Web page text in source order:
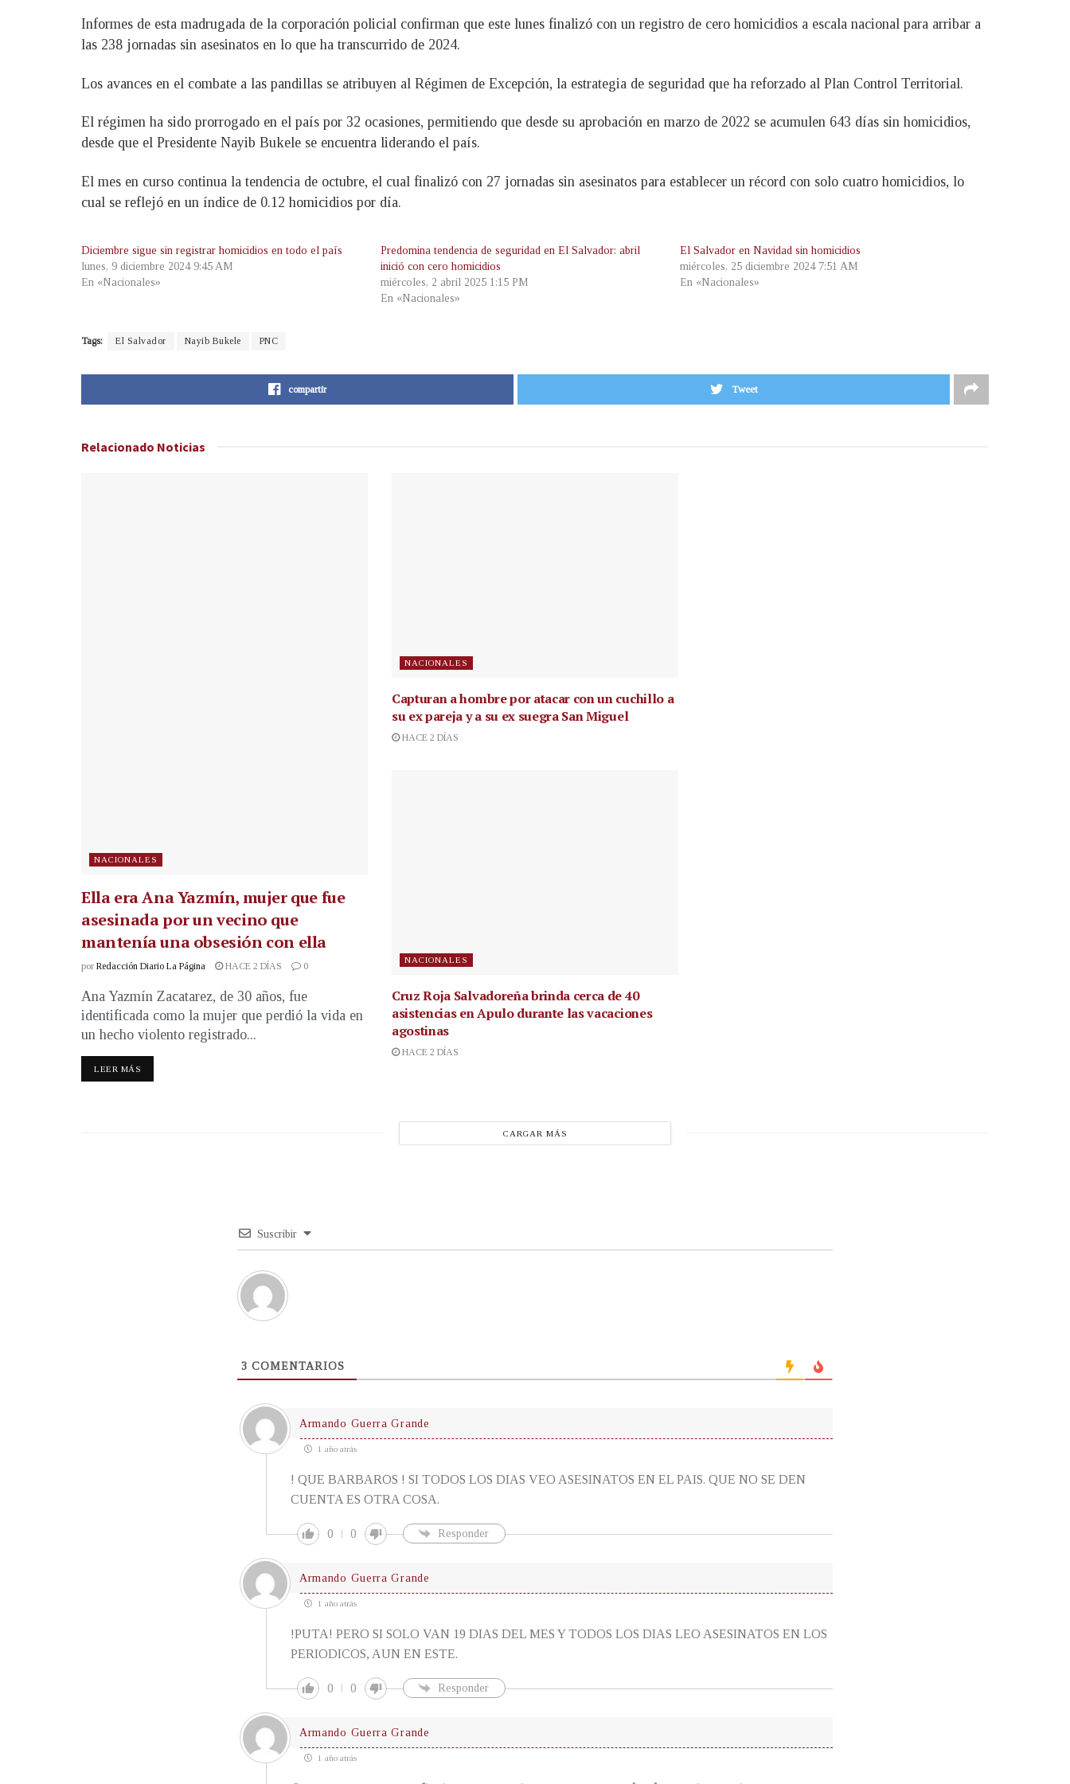
Informes de esta madrugada de la corporación policial confirman que este lunes finalizó con un registro de cero homicidios a escala nacional para arribar a
las 238 jornadas sin asesinatos en lo que ha transcurrido de 2024.
Los avances en el combate a las pandillas se atribuyen al Régimen de Excepción, la estrategia de seguridad que ha reforzado al Plan Control Territorial.
El régimen ha sido prorrogado en el país por 32 ocasiones, permitiendo que desde su aprobación en marzo de 2022 se acumulen 643 días sin homicidios,
desde que el Presidente Nayib Bukele se encuentra liderando el país.
El mes en curso continua la tendencia de octubre, el cual finalizó con 27 jornadas sin asesinatos para establecer un récord con solo cuatro homicidios, lo
cual se reflejó en un índice de 0.12 homicidios por día.
Diciembre sigue sin registrar homicidios en todo el país
lunes, 9 diciembre 2024 9:45 AM
En «Nacionales»
Predomina tendencia de seguridad en El Salvador: abril
inició con cero homicidios
miércoles, 2 abril 2025 1:15 PM
En «Nacionales»
El Salvador en Navidad sin homicidios
miércoles, 25 diciembre 2024 7:51 AM
En «Nacionales»
Tags: El Salvador Nayib Bukele PNC
compartir Tweet
Relacionado Noticias
NACIONALES
Ella era Ana Yazmín, mujer que fue
asesinada por un vecino que
mantenía una obsesión con ella
por Redacción Diario La Página HACE 2 DÍAS 0
Ana Yazmín Zacatarez, de 30 años, fue
identificada como la mujer que perdió la vida en
un hecho violento registrado...
LEER MÁS
NACIONALES
Capturan a hombre por atacar con un cuchillo a
su ex pareja y a su ex suegra San Miguel
HACE 2 DÍAS
NACIONALES
Cruz Roja Salvadoreña brinda cerca de 40
asistencias en Apulo durante las vacaciones
agostinas
HACE 2 DÍAS
CARGAR MÁS
Suscribir
3 COMENTARIOS
Armando Guerra Grande
1 año atrás
! QUE BARBAROS ! SI TODOS LOS DIAS VEO ASESINATOS EN EL PAIS. QUE NO SE DEN
CUENTA ES OTRA COSA.
0 0 Responder
Armando Guerra Grande
1 año atrás
!PUTA! PERO SI SOLO VAN 19 DIAS DEL MES Y TODOS LOS DIAS LEO ASESINATOS EN LOS
PERIODICOS, AUN EN ESTE.
0 0 Responder
Armando Guerra Grande
1 año atrás